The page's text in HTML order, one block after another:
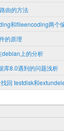
由的方法
和fileencoding两个
的原理
debian上的分析
库8.0遇到的问题浅析
回 testdisk和